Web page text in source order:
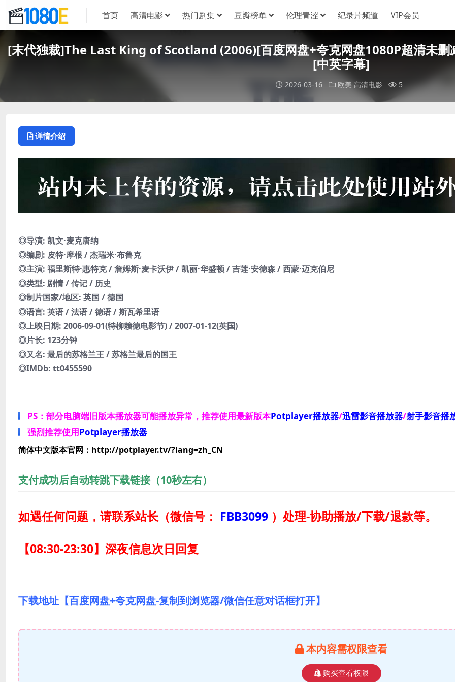
首页 高清电影 热门剧集 豆瓣榜单 伦理青涩 纪录片频道 VIP会员
[末代独裁]The Last King of Scotland (2006)[百度网盘+夸克网盘1080P超清未
[中英字幕]
2026-03-16 欧美 高清电影 5
详情介绍
◎导演: 凯文·麦克唐纳
◎编剧: 皮特·摩根 / 杰瑞米·布鲁克
◎主演: 福里斯特·惠特克 / 詹姆斯·麦卡沃伊 / 凯丽·华盛顿 / 吉莲·安德森 / 西蒙·迈克伯尼
◎类型: 剧情 / 传记 / 历史
◎制片国家/地区: 英国 / 德国
◎语言: 英语 / 法语 / 德语 / 斯瓦希里语
◎上映日期: 2006-09-01(特柳赖德电影节) / 2007-01-12(英国)
◎片长: 123分钟
◎又名: 最后的苏格兰王 / 苏格兰最后的国王
◎IMDb: tt0455590
PS：部分电脑端旧版本播放器可能播放异常，推荐使用最新版本Potplayer播放器/迅雷影音播放器/射手影音播
强烈推荐使用Potplayer播放器
简体中文版本官网：http://potplayer.tv/?lang=zh_CN
支付成功后自动转跳下载链接（10秒左右）
如遇任何问题，请联系站长（微信号： FBB3099 ） 处理-协助播放/下载/退款等。
【08:30-23:30】深夜信息次日回复
下载地址【百度网盘+夸克网盘-复制到浏览器/微信任意对话框打开】
本内容需权限查看
购买查看权限